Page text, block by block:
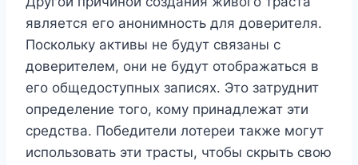
является его анонимность для доверителя.
Поскольку активы не будут связаны с
доверителем, они не будут отображаться в
его общедоступных записях. Это затруднит
определение того, кому принадлежат эти
средства. Победители лотереи также могут
использовать эти трасты, чтобы скрыть свою